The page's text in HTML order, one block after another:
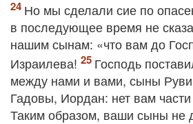
Но мы сделали сие по
в последующее время не
нашим сынам: «что вам до
Израилева!
Господь
между нами и вами, сыны
Гадовы, Иордан: нет вам
Таким образом, ваши сыны не